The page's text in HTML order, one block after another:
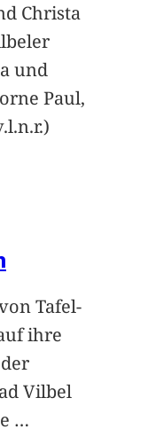
Christa
und
Paul,
Tafel-
ihre
Vilbel
…